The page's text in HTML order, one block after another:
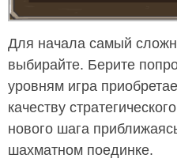
Для начала самый
выбирайте. Берите
уровням игра
качеству
нового шага
шахматном поединке.